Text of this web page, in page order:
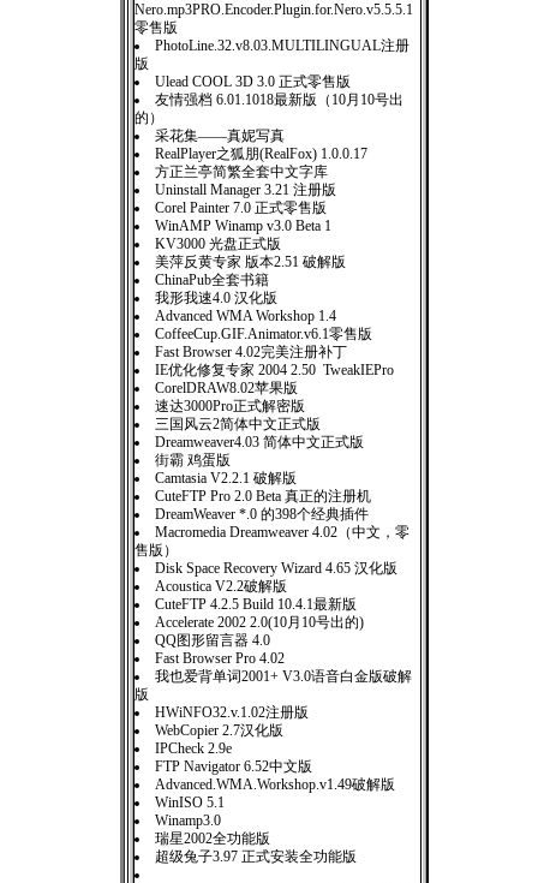
Nero.mp3PRO.Encoder.Plugin.for.Nero.v5.5.5.1
零售版
PhotoLine.32.v8.03.MULTILINGUAL注册
版
Ulead COOL 3D 3.0 正式零售版
友情强档 6.01.1018最新版（10月10号出
的）
采花集——真妮写真
RealPlayer之狐朋(RealFox) 1.0.0.17
方正兰亭简繁全套中文字库
Uninstall Manager 3.21 注册版
Corel Painter 7.0 正式零售版
WinAMP Winamp v3.0 Beta 1
KV3000 光盘正式版
美萍反黄专家 版本2.51 破解版
ChinaPub全套书籍
我形我速4.0 汉化版
Advanced WMA Workshop 1.4
CoffeeCup.GIF.Animator.v6.1零售版
Fast Browser 4.02完美注册补丁
IE优化修复专家 2004 2.50 TweakIEPro
CorelDRAW8.02苹果版
速达3000Pro正式解密版
三国风云2简体中文正式版
Dreamweaver4.03 简体中文正式版
街霸 鸡蛋版
Camtasia V2.2.1 破解版
CuteFTP Pro 2.0 Beta 真正的注册机
DreamWeaver *.0 的398个经典插件
Macromedia Dreamweaver 4.02（中文，零
售版）
Disk Space Recovery Wizard 4.65 汉化版
Acoustica V2.2破解版
CuteFTP 4.2.5 Build 10.4.1最新版
Accelerate 2002 2.0(10月10号出的)
QQ图形留言器 4.0
Fast Browser Pro 4.02
我也爱背单词2001+ V3.0语音白金版破解
版
HWiNFO32.v.1.02注册版
WebCopier 2.7汉化版
IPCheck 2.9e
FTP Navigator 6.52中文版
Advanced.WMA.Workshop.v1.49破解版
WinISO 5.1
Winamp3.0
瑞星2002全功能版
超级兔子3.97 正式安装全功能版